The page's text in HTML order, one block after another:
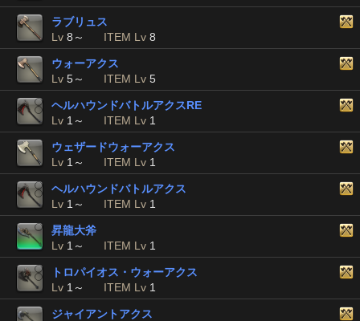
ラブリュス
Lv 8～ ITEM Lv 8
ウォーアクス
Lv 5～ ITEM Lv 5
ヘルハウンドバトルアクスRE
Lv 1～ ITEM Lv 1
ウェザードウォーアクス
Lv 1～ ITEM Lv 1
ヘルハウンドバトルアクス
Lv 1～ ITEM Lv 1
昇龍大斧
Lv 1～ ITEM Lv 1
トロパイオス・ウォーアクス
Lv 1～ ITEM Lv 1
ジャイアントアクス